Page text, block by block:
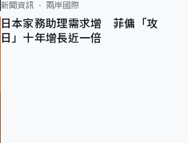
新聞資訊 兩岸國際
日本家務助理需求增 菲傭「攻
日」十年增長近一倍